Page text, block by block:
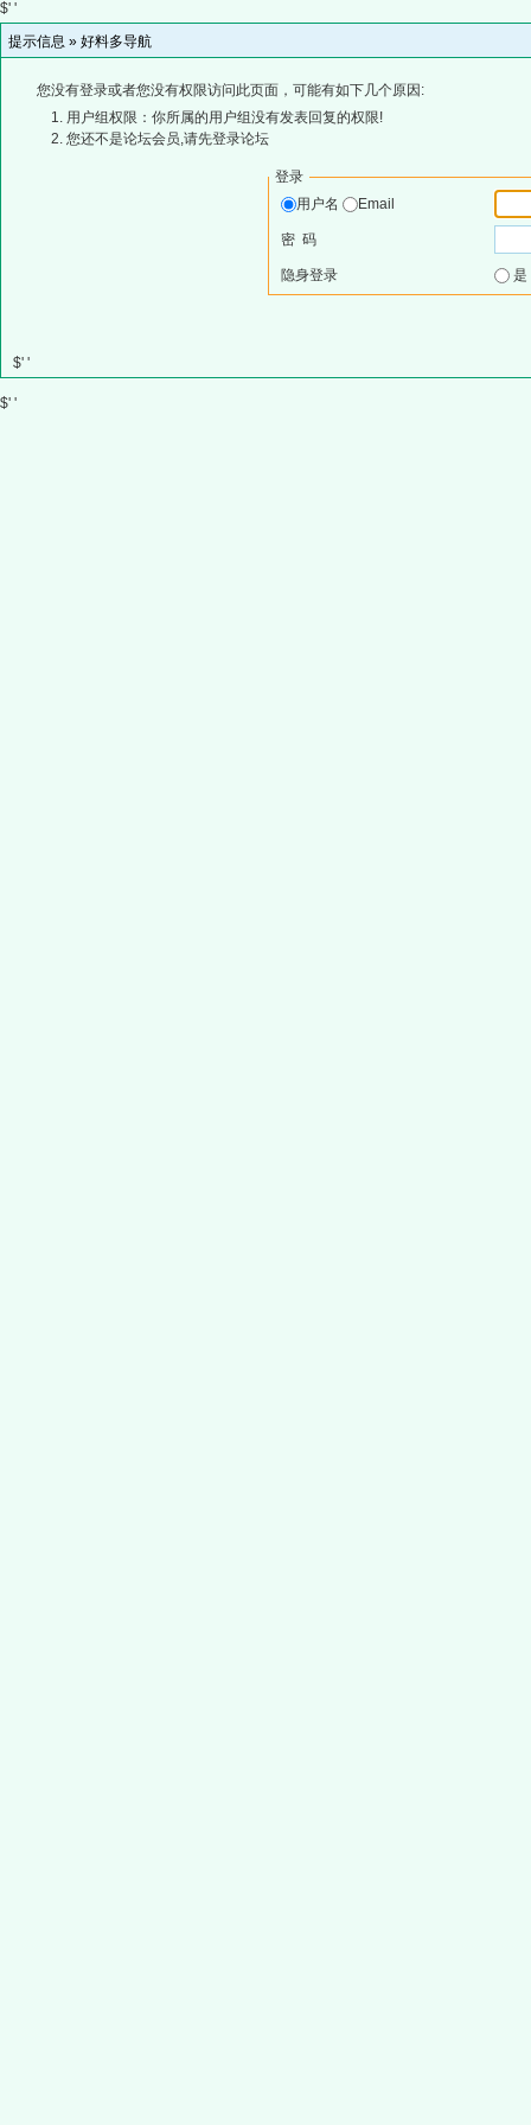
$' '
提示信息 » 好料多导航
您没有登录或者您没有权限访问此页面，可能有如下几个原因:
用户组权限：你所属的用户组没有发表回复的权限!
您还不是论坛会员,请先登录论坛
登录
用户名
Email
密 码
隐身登录
$' '
$' '